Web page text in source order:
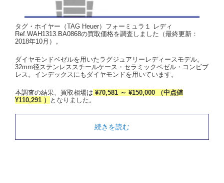
タグ・ホイヤー（TAG Heuer）フォーミュラ１ レディ
Ref.WAH1313.BA0868の買取価格を調査しました（最終更新：
2018年10月）。
ダイヤモンドベゼルを用いたラグジュアリーレディースモデル。
32mm径ステンレススチールケース・セラミックベゼル・コンビブ
レス。インデックスにもダイヤモンドを用いています。
本調査の結果、買取相場は ¥70,581 ～ ¥150,000 （中点値
¥110,291 ）
となりました。
続きを読む